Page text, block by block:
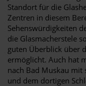
Standort für die
Zentren in diesem
Sehenswürdigkeiten
die Glasmacherstele
guten Überblick über
ermöglicht. Auch hat
nach Bad Muskau mit
und dem dortigen